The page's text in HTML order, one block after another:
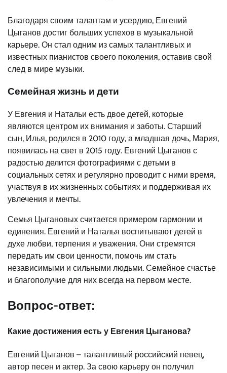
Благодаря своим талантам и усердию, Евгений
Цыганов достиг больших успехов в музыкальной
карьере. Он стал одним из самых талантливых и
известных пианистов своего поколения, оставив свой
след в мире музыки.
Семейная жизнь и дети
У Евгения и Натальи есть двое детей, которые
являются центром их внимания и заботы. Старший
сын, Илья, родился в 2010 году, а младшая дочь, Мария,
появилась на свет в 2015 году. Евгений Цыганов с
радостью делится фотографиями с детьми в
социальных сетях и регулярно проводит с ними время,
участвуя в их жизненных событиях и поддерживая их
увлечения и мечты.
Семья Цыгановых считается примером гармонии и
единения. Евгений и Наталья воспитывают детей в
духе любви, терпения и уважения. Они стремятся
передать им свои ценности, помочь им стать
независимыми и сильными людьми. Семейное счастье
и благополучие для них всегда на первом месте.
Вопрос-ответ:
Какие достижения есть у Евгения Цыганова?
Евгений Цыганов – талантливый российский певец,
автор песен и актер. За свою карьеру он получил